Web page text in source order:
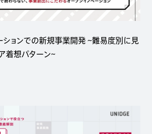
ションでの新規事業開発 ~難易度別に見
着想パターン~